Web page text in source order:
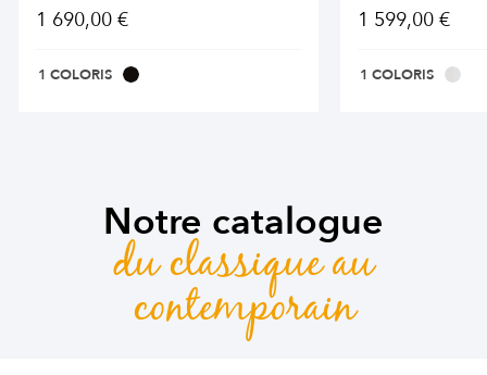
1 690,00 €
1 COLORIS
1 599,00 €
1 COLORIS
Notre catalogue
du classique au
contemporain